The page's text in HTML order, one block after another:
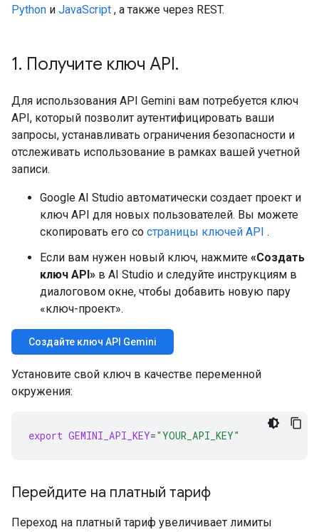
Python и JavaScript , а также через REST.
1. Получите ключ API.
Для использования API Gemini вам потребуется ключ
API, который позволит аутентифицировать ваши
запросы, устанавливать ограничения безопасности и
отслеживать использование в рамках вашей учетной
записи.
Google AI Studio автоматически создает проект и
ключ API для новых пользователей. Вы можете
скопировать его со страницы ключей API .
Если вам нужен новый ключ, нажмите «Создать
ключ API» в AI Studio и следуйте инструкциям в
диалоговом окне, чтобы добавить новую пару
«ключ-проект».
Создайте ключ API Gemini
Установите свой ключ в качестве переменной
окружения:
export GEMINI_API_KEY="YOUR_API_KEY"
Перейдите на платный тариф
Переход на платный тариф увеличивает лимиты